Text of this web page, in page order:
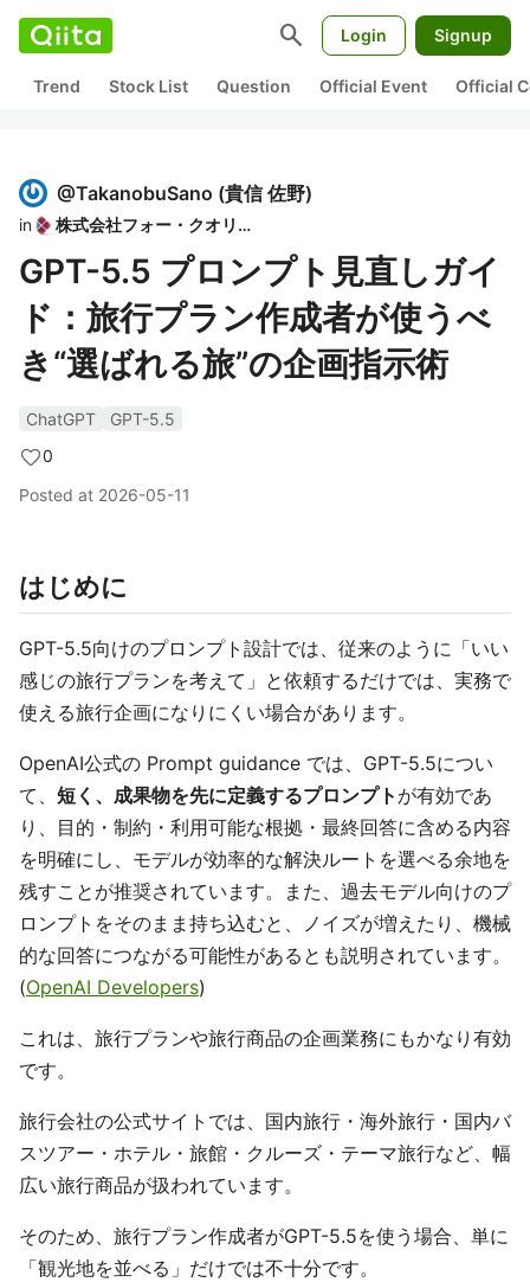
search Login Signup
Trend Stock List Question Official Event Official
@TakanobuSano (貴信 佐野)
in 株式会社フォー・クオリア
GPT-5.5 プロンプト見直しガイ
ド：旅行プラン作成者が使うべ
き“選ばれる旅”の企画指示術
ChatGPT
GPT-5.5
0
Posted at 2026-05-11
はじめに
GPT-5.5向けのプロンプト設計では、従来のように「いい
感じの旅行プランを考えて」と依頼するだけでは、実務で
使える旅行企画になりにくい場合があります。
OpenAI公式の Prompt guidance では、GPT-5.5につい
て、 短く、成果物を先に定義するプロンプト が有効であ
り、目的・制約・利用可能な根拠・最終回答に含める内容
を明確にし、モデルが効率的な解決ルートを選べる余地を
残すことが推奨されています。また、過去モデル向けのプ
ロンプトをそのまま持ち込むと、ノイズが増えたり、機械
的な回答につながる可能性があるとも説明されています。
(OpenAI Developers)
これは、旅行プランや旅行商品の企画業務にもかなり有効
です。
旅行会社の公式サイトでは、国内旅行・海外旅行・国内バ
スツアー・ホテル・旅館・クルーズ・テーマ旅行など、幅
広い旅行商品が扱われています。
そのため、旅行プラン作成者がGPT-5.5を使う場合、単に
「観光地を並べる」だけでは不十分です。